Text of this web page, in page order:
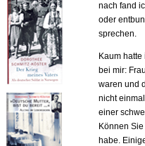
nach fand
oder
sprechen.
Kaum
bei mir:
waren und
nicht
einer
Können
habe.